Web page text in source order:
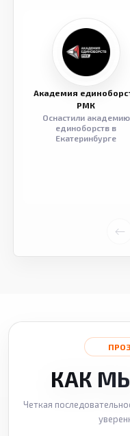
Академия
РМК
Оснастили академию
единоборств в
Екатеринбурге
КАК
Четкая